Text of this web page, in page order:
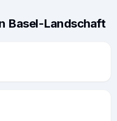
Basel-Landschaft